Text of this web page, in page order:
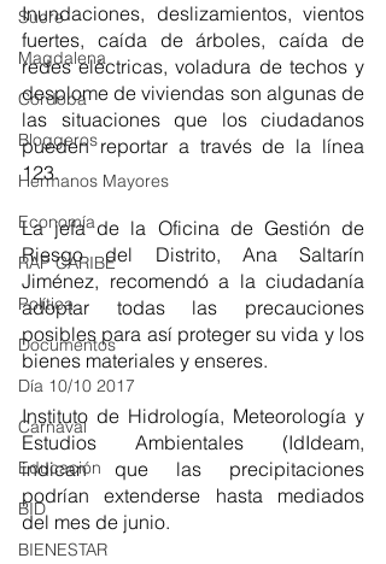
Sucre
Magdalena
Córdoba
Bloggeros
Hermanos Mayores
Economía
RAP CARIBE
Política
Documentos
Día 10/10 2017
Carnaval
Educación
BID
BIENESTAR
Inundaciones, deslizamientos, vientos
fuertes, caída de árboles, caída de
redes eléctricas, voladura de techos y
desplome de viviendas son algunas de
las situaciones que los ciudadanos
pueden reportar a través de la línea
123.
La jefa de la Oficina de Gestión de
Riesgo del Distrito, Ana Saltarín
Jiménez, recomendó a la ciudadanía
adoptar todas las precauciones
posibles para así proteger su vida y los
bienes materiales y enseres.
Instituto de Hidrología, Meteorología y
Estudios Ambientales (IdIdeam,
indican que las precipitaciones
podrían extenderse hasta mediados
del mes de junio.